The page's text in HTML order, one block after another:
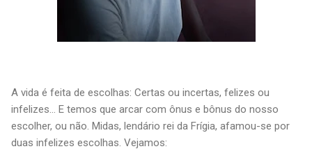
A vida é feita de escolhas: Certas ou incertas, felizes ou
infelizes… E temos que arcar com ônus e bônus do nosso
escolher, ou não. Midas, lendário rei da Frígia, afamou-se por
duas infelizes escolhas. Vejamos: